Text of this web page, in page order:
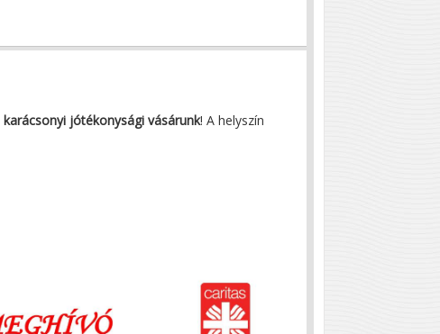
karácsonyi jótékonysági vásárunk! A helyszín